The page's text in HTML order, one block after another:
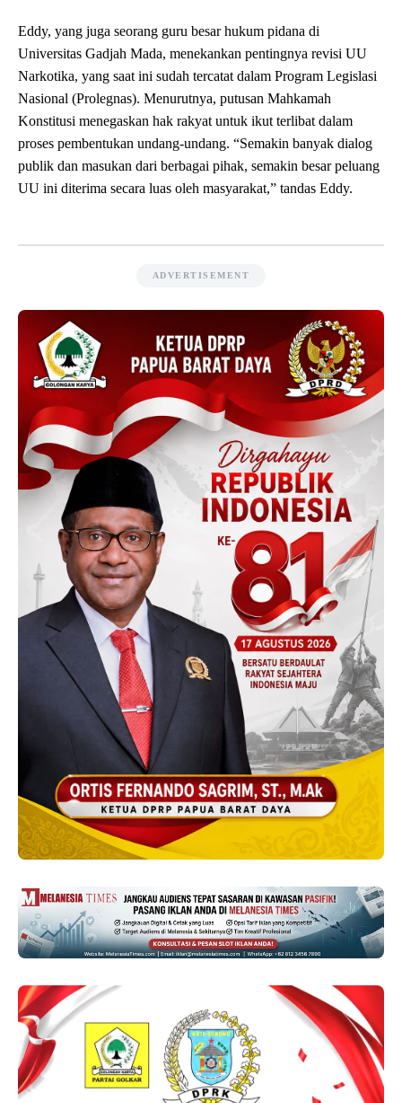
Eddy, yang juga seorang guru besar hukum pidana di
Universitas Gadjah Mada, menekankan pentingnya revisi UU
Narkotika, yang saat ini sudah tercatat dalam Program Legislasi
Nasional (Prolegnas). Menurutnya, putusan Mahkamah
Konstitusi menegaskan hak rakyat untuk ikut terlibat dalam
proses pembentukan undang-undang. “Semakin banyak dialog
publik dan masukan dari berbagai pihak, semakin besar peluang
UU ini diterima secara luas oleh masyarakat,” tandas Eddy.
ADVERTISEMENT